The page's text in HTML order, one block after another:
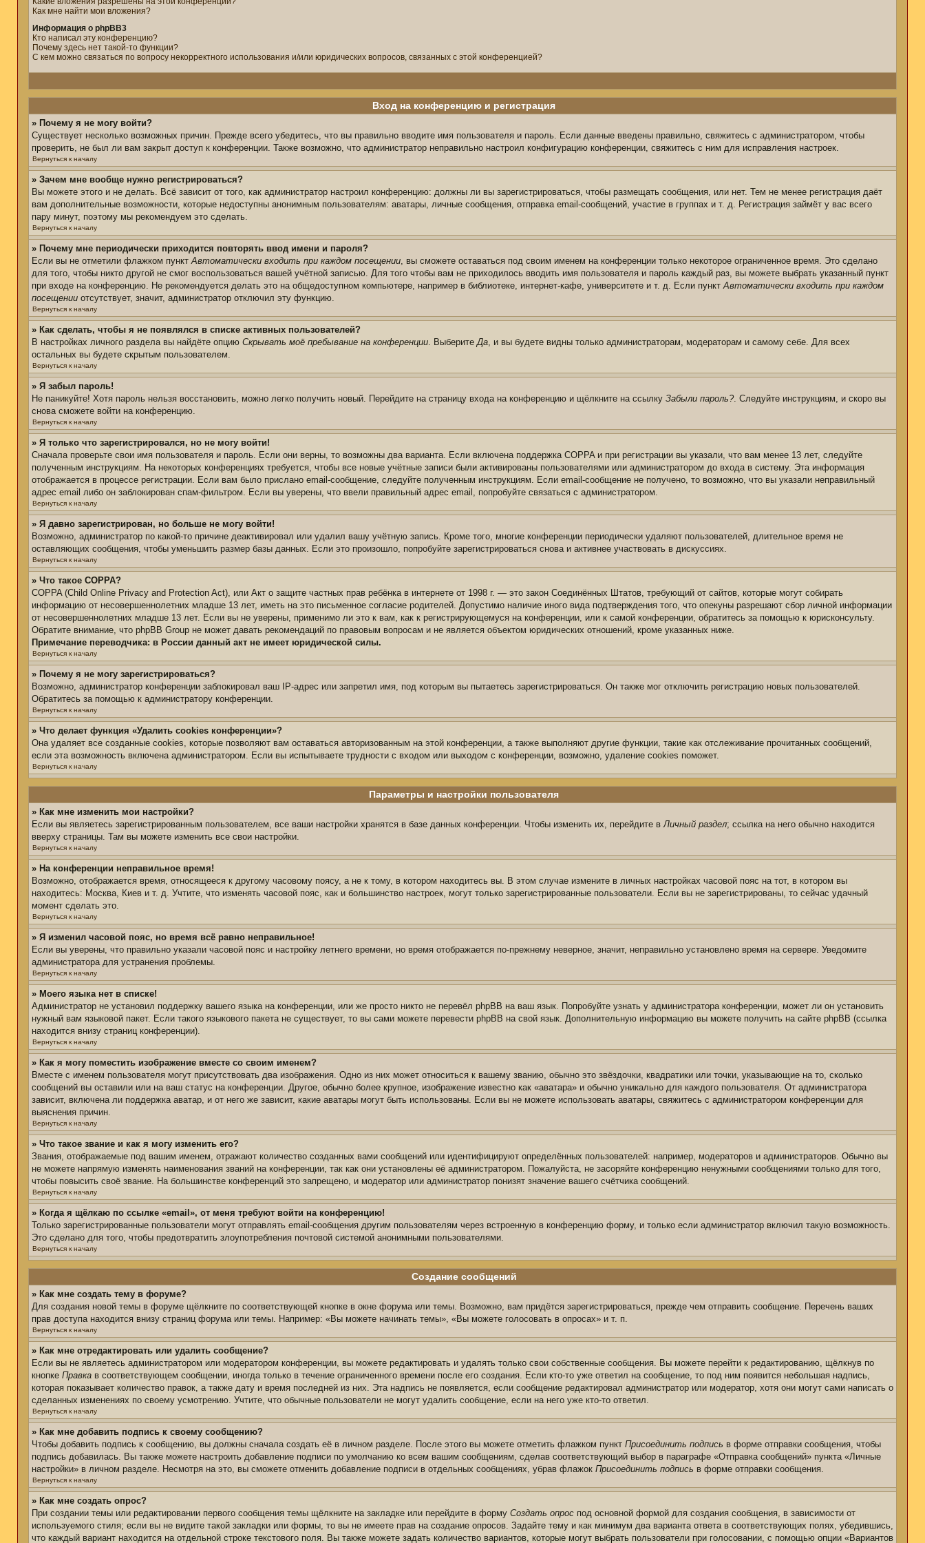
Как мне найти мои вложения?
Информация о phpBB3
Кто написал эту конференцию?
Почему здесь нет такой-то функции?
С кем можно связаться по вопросу некорректного использования и/или юридических вопросов, связанных с этой конференцией?
Вход на конференцию и регистрация
» Почему я не могу войти?
Существует несколько возможных причин. Прежде всего убедитесь, что вы правильно вводите имя пользователя и пароль. Если данные введены правильно, свяжитесь с администратором, чтобы
проверить, не был ли вам закрыт доступ к конференции. Также возможно, что администратор неправильно настроил конфигурацию конференции, свяжитесь с ним для исправления настроек.
Вернуться к началу
» Зачем мне вообще нужно регистрироваться?
Вы можете этого и не делать. Всё зависит от того, как администратор настроил конференцию: должны ли вы зарегистрироваться, чтобы размещать сообщения, или нет. Тем не менее регистрация даёт
вам дополнительные возможности, которые недоступны анонимным пользователям: аватары, личные сообщения, отправка email-сообщений, участие в группах и т. д. Регистрация займёт у вас всего
пару минут, поэтому мы рекомендуем это сделать.
Вернуться к началу
» Почему мне периодически приходится повторять ввод имени и пароля?
Если вы не отметили флажком пунктАвтоматически входить при каждом посещении, вы сможете оставаться под своим именем на конференции только некоторое ограниченное время. Это сделано
для того, чтобы никто другой не смог воспользоваться вашей учётной записью. Для того чтобы вам не приходилось вводить имя пользователя и пароль каждый раз, вы можете выбрать указанный пункт
при входе на конференцию. Не рекомендуется делать это на общедоступном компьютере, например в библиотеке, интернет-кафе, университете и т. д. Если пунктАвтоматически входить при каждом
посещении отсутствует, значит, администратор отключил эту функцию.
Вернуться к началу
» Как сделать, чтобы я не появлялся в списке активных пользователей?
В настройках личного раздела вы найдёте опцию Скрывать моё пребывание на конференции. ВыберитеДа, и вы будете видны только администраторам, модераторам и самому себе. Для всех
остальных вы будете скрытым пользователем.
Вернуться к началу
» Я забыл пароль!
Не паникуйте! Хотя пароль нельзя восстановить, можно легко получить новый. Перейдите на страницу входа на конференцию и щёлкните на ссылку Забыли пароль?. Следуйте инструкциям, и скоро вы
снова сможете войти на конференцию.
Вернуться к началу
» Я только что зарегистрировался, но не могу войти!
Сначала проверьте свои имя пользователя и пароль. Если они верны, то возможны два варианта. Если включена поддержка COPPA и при регистрации вы указали, что вам менее 13 лет, следуйте
полученным инструкциям. На некоторых конференциях требуется, чтобы все новые учётные записи были активированы пользователями или администратором до входа в систему. Эта информация
отображается в процессе регистрации. Если вам было прислано email-сообщение, следуйте полученным инструкциям. Если email-сообщение не получено, то возможно, что вы указали неправильный
адрес email либо он заблокирован спам-фильтром. Если вы уверены, что ввели правильный адрес email, попробуйте связаться с администратором.
Вернуться к началу
» Я давно зарегистрирован, но больше не могу войти!
Возможно, администратор по какой-то причине деактивировал или удалил вашу учётную запись. Кроме того, многие конференции периодически удаляют пользователей, длительное время не
оставляющих сообщения, чтобы уменьшить размер базы данных. Если это произошло, попробуйте зарегистрироваться снова и активнее участвовать в дискуссиях.
Вернуться к началу
» Что такое COPPA?
COPPA (Child Online Privacy and Protection Act), или Акт о защите частных прав ребёнка в интернете от 1998 г. — это закон Соединённых Штатов, требующий от сайтов, которые могут собирать
информацию от несовершеннолетних младше 13 лет, иметь на это письменное согласие родителей. Допустимо наличие иного вида подтверждения того, что опекуны разрешают сбор личной информации
от несовершеннолетних младше 13 лет. Если вы не уверены, применимо ли это к вам, как к регистрирующемуся на конференции, или к самой конференции, обратитесь за помощью к юрисконсульту.
Обратите внимание, что phpBB Group не может давать рекомендаций по правовым вопросам и не является объектом юридических отношений, кроме указанных ниже.
Примечание переводчика: в России данный акт не имеет юридической силы.
Вернуться к началу
» Почему я не могу зарегистрироваться?
Возможно, администратор конференции заблокировал ваш IP-адрес или запретил имя, под которым вы пытаетесь зарегистрироваться. Он также мог отключить регистрацию новых пользователей.
Обратитесь за помощью к администратору конференции.
Вернуться к началу
» Что делает функция «Удалить cookies конференции»?
Она удаляет все созданные cookies, которые позволяют вам оставаться авторизованным на этой конференции, а также выполняют другие функции, такие как отслеживание прочитанных сообщений,
если эта возможность включена администратором. Если вы испытываете трудности с входом или выходом с конференции, возможно, удаление cookies поможет.
Вернуться к началу
Параметры и настройки пользователя
» Как мне изменить мои настройки?
Если вы являетесь зарегистрированным пользователем, все ваши настройки хранятся в базе данных конференции. Чтобы изменить их, перейдите вЛичный раздел; ссылка на него обычно находится
вверху страницы. Там вы можете изменить все свои настройки.
Вернуться к началу
» На конференции неправильное время!
Возможно, отображается время, относящееся к другому часовому поясу, а не к тому, в котором находитесь вы. В этом случае измените в личных настройках часовой пояс на тот, в котором вы
находитесь: Москва, Киев и т. д. Учтите, что изменять часовой пояс, как и большинство настроек, могут только зарегистрированные пользователи. Если вы не зарегистрированы, то сейчас удачный
момент сделать это.
Вернуться к началу
» Я изменил часовой пояс, но время всё равно неправильное!
Если вы уверены, что правильно указали часовой пояс и настройку летнего времени, но время отображается по-прежнему неверное, значит, неправильно установлено время на сервере. Уведомите
администратора для устранения проблемы.
Вернуться к началу
» Моего языка нет в списке!
Администратор не установил поддержку вашего языка на конференции, или же просто никто не перевёл phpBB на ваш язык. Попробуйте узнать у администратора конференции, может ли он установить
нужный вам языковой пакет. Если такого языкового пакета не существует, то вы сами можете перевести phpBB на свой язык. Дополнительную информацию вы можете получить на сайте phpBB (ссылка
находится внизу страниц конференции).
Вернуться к началу
» Как я могу поместить изображение вместе со своим именем?
Вместе с именем пользователя могут присутствовать два изображения. Одно из них может относиться к вашему званию, обычно это звёздочки, квадратики или точки, указывающие на то, сколько
сообщений вы оставили или на ваш статус на конференции. Другое, обычно более крупное, изображение известно как «аватара» и обычно уникально для каждого пользователя. От администратора
зависит, включена ли поддержка аватар, и от него же зависит, какие аватары могут быть использованы. Если вы не можете использовать аватары, свяжитесь с администратором конференции для
выяснения причин.
Вернуться к началу
» Что такое звание и как я могу изменить его?
Звания, отображаемые под вашим именем, отражают количество созданных вами сообщений или идентифицируют определённых пользователей: например, модераторов и администраторов. Обычно вы
не можете напрямую изменять наименования званий на конференции, так как они установлены её администратором. Пожалуйста, не засоряйте конференцию ненужными сообщениями только для того,
чтобы повысить своё звание. На большинстве конференций это запрещено, и модератор или администратор понизят значение вашего счётчика сообщений.
Вернуться к началу
» Когда я щёлкаю по ссылке «email», от меня требуют войти на конференцию!
Только зарегистрированные пользователи могут отправлять email-сообщения другим пользователям через встроенную в конференцию форму, и только если администратор включил такую возможность.
Это сделано для того, чтобы предотвратить злоупотребления почтовой системой анонимными пользователями.
Вернуться к началу
Создание сообщений
» Как мне создать тему в форуме?
Для создания новой темы в форуме щёлкните по соответствующей кнопке в окне форума или темы. Возможно, вам придётся зарегистрироваться, прежде чем отправить сообщение. Перечень ваших
прав доступа находится внизу страниц форума или темы. Например: «Вы можете начинать темы», «Вы можете голосовать в опросах» и т. п.
Вернуться к началу
» Как мне отредактировать или удалить сообщение?
Если вы не являетесь администратором или модератором конференции, вы можете редактировать и удалять только свои собственные сообщения. Вы можете перейти к редактированию, щёлкнув по
кнопке Правка в соответствующем сообщении, иногда только в течение ограниченного времени после его создания. Если кто-то уже ответил на сообщение, то под ним появится небольшая надпись,
которая показывает количество правок, а также дату и время последней из них. Эта надпись не появляется, если сообщение редактировал администратор или модератор, хотя они могут сами написать о
сделанных изменениях по своему усмотрению. Учтите, что обычные пользователи не могут удалить сообщение, если на него уже кто-то ответил.
Вернуться к началу
» Как мне добавить подпись к своему сообщению?
Чтобы добавить подпись к сообщению, вы должны сначала создать её в личном разделе. После этого вы можете отметить флажком пункт Присоединить подпись в форме отправки сообщения, чтобы
подпись добавилась. Вы также можете настроить добавление подписи по умолчанию ко всем вашим сообщениям, сделав соответствующий выбор в параграфе «Отправка сообщений» пункта «Личные
настройки» в личном разделе. Несмотря на это, вы сможете отменить добавление подписи в отдельных сообщениях, убрав флажок Присоединить подпись в форме отправки сообщения.
Вернуться к началу
» Как мне создать опрос?
При создании темы или редактировании первого сообщения темы щёлкните на закладке или перейдите в форму Создать опрос под основной формой для создания сообщения, в зависимости от
используемого стиля; если вы не видите такой закладки или формы, то вы не имеете прав на создание опросов. Задайте тему и как минимум два варианта ответа в соответствующих полях, убедившись,
что каждый вариант находится на отдельной строке текстового поля. Вы также можете задать количество вариантов, которые могут выбрать пользователи при голосовании, с помощью опции «Вариантов